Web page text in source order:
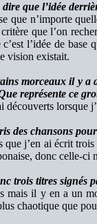
que l’idée
que n’importe
critère que l’on
c’est l’idée de
vision existait.
morceaux il y a
représente ce
découverts lorsque
des chansons
que j’en ai écrit
donc celle-ci
trois titres signés
mais il y en a un
chaotique que